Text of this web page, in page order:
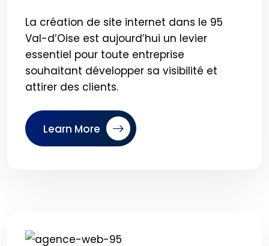
La création de site internet dans le 95
Val-d’Oise est aujourd’hui un levier
essentiel pour toute entreprise
souhaitant développer sa visibilité et
attirer des clients.
Learn More